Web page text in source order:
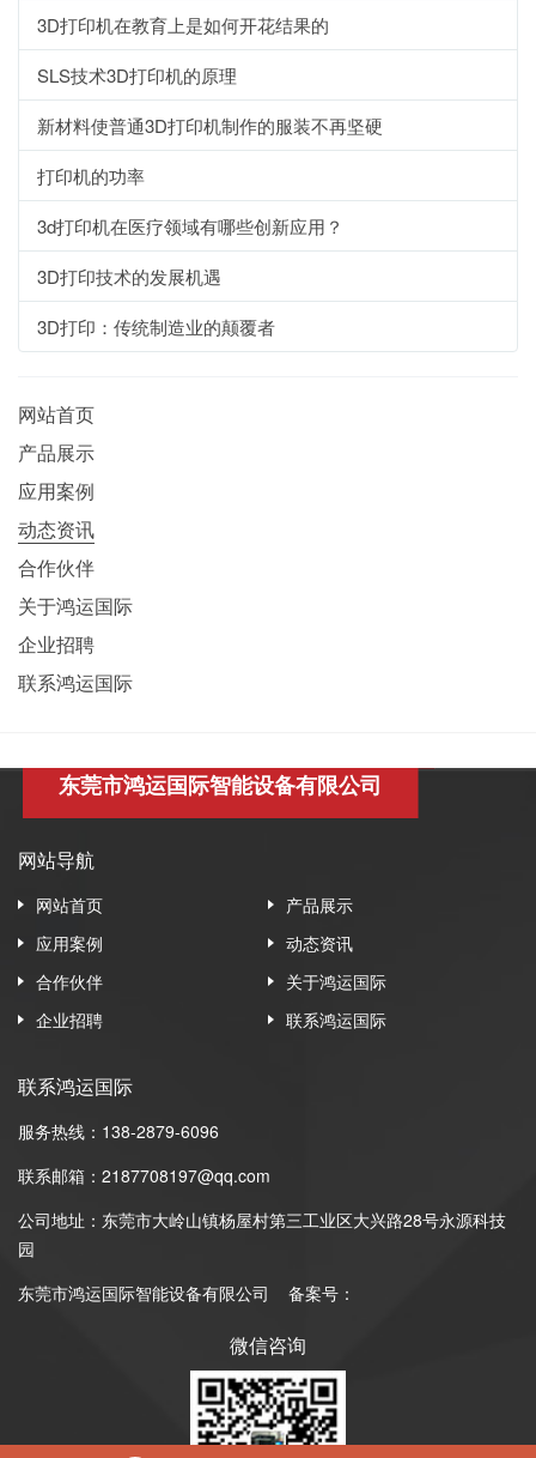
3D打印机在教育上是如何开花结果的
SLS技术3D打印机的原理
新材料使普通3D打印机制作的服装不再坚硬
打印机的功率
3d打印机在医疗领域有哪些创新应用？
3D打印技术的发展机遇
3D打印：传统制造业的颠覆者
网站首页
产品展示
应用案例
动态资讯
合作伙伴
关于鸿运国际
企业招聘
联系鸿运国际
东莞市鸿运国际智能设备有限公司
网站导航
网站首页
产品展示
应用案例
动态资讯
合作伙伴
关于鸿运国际
企业招聘
联系鸿运国际
联系鸿运国际
服务热线：138-2879-6096
联系邮箱：2187708197@qq.com
公司地址：东莞市大岭山镇杨屋村第三工业区大兴路28号永源科技
园
东莞市鸿运国际智能设备有限公司 备案号：
微信咨询